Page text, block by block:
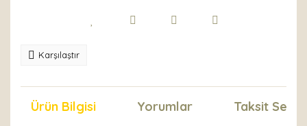
Karşılaştır
Ürün Bilgisi Yorumlar Taksit